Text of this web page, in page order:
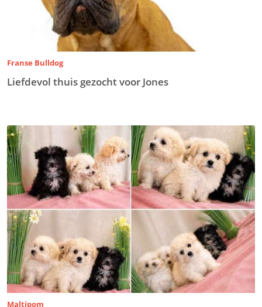
Franse Bulldog
Liefdevol thuis gezocht voor Jones
Maltipom